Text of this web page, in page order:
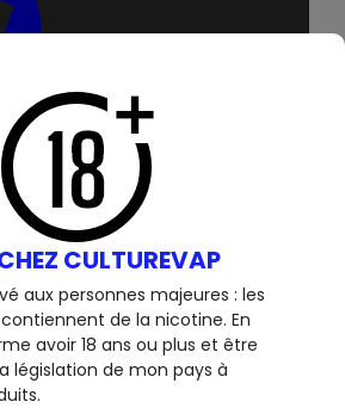
CULTUREVAP
aux personnes majeures : les
de la nicotine. En
avoir 18 ans ou plus et être
législation de mon pays à
DANS LA
: